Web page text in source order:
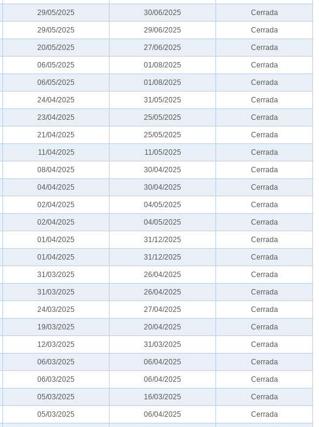
29/05/2025 30/06/2025 Cerrada
29/05/2025 29/06/2025 Cerrada
20/05/2025 27/06/2025 Cerrada
06/05/2025 01/08/2025 Cerrada
06/05/2025 01/08/2025 Cerrada
24/04/2025 31/05/2025 Cerrada
23/04/2025 25/05/2025 Cerrada
21/04/2025 25/05/2025 Cerrada
11/04/2025 11/05/2025 Cerrada
08/04/2025 30/04/2025 Cerrada
04/04/2025 30/04/2025 Cerrada
02/04/2025 04/05/2025 Cerrada
02/04/2025 04/05/2025 Cerrada
01/04/2025 31/12/2025 Cerrada
01/04/2025 31/12/2025 Cerrada
31/03/2025 26/04/2025 Cerrada
31/03/2025 26/04/2025 Cerrada
24/03/2025 27/04/2025 Cerrada
19/03/2025 20/04/2025 Cerrada
12/03/2025 31/03/2025 Cerrada
06/03/2025 06/04/2025 Cerrada
06/03/2025 06/04/2025 Cerrada
05/03/2025 16/03/2025 Cerrada
05/03/2025 06/04/2025 Cerrada